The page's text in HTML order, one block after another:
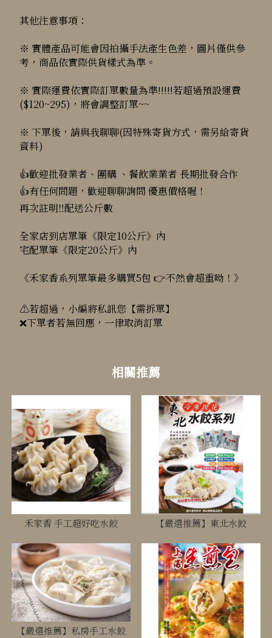
其他注意事項：
※ 實體產品可能會因拍攝手法產生色差，圖片僅供參
考，商品依實際供貨樣式為準。
※ 實際運費依實際訂單數量為準!!!!!若超過預設運費
($120~295)，將會調整訂單~~
※ 下單後，請與我聊聊(因特殊寄貨方式，需另給寄貨
資料)
👍歡迎批發業者、團購 、餐飲業業者 長期批發合作
👍有任何問題，歡迎聊聊詢問 優惠價格喔！
再次註明‼️配送公斤數
全家店到店單筆《限定10公斤》內
宅配單筆《限定20公斤》內
《禾家香系列單筆最多購買5包 👉不然會超重呦！》
⚠️若超過，小編將私訊您【需拆單】
❌下單者若無回應，一律取消訂單
禾家香 手工超好吃水餃 【嚴選推薦】東北水餃
【嚴選推薦】私房手工水餃